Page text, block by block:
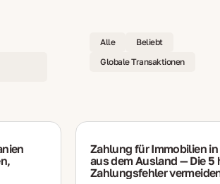
Alle
Beliebt
Globale Transaktionen
Zahlung für Immobilien
aus dem Ausland — Die 5
Zahlungsfehler